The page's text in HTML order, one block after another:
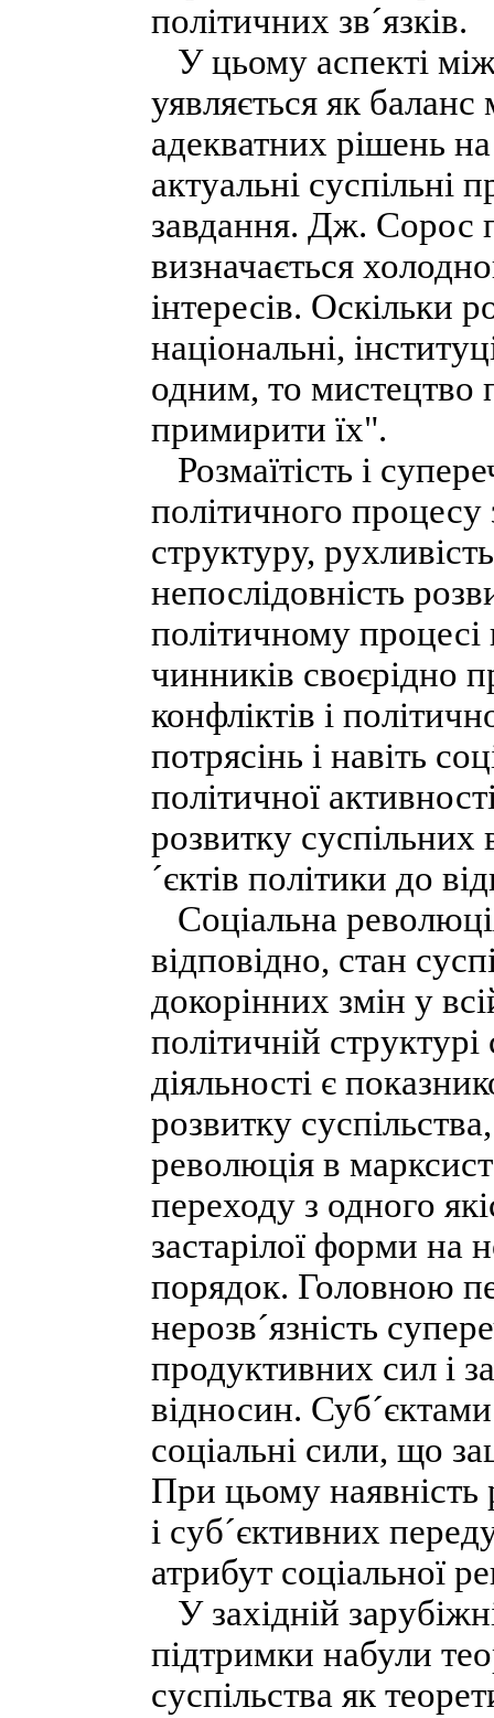
політичних зв´язків.
У цьому аспекті
уявляється як
адекватних рішень
актуальні суспільні
завдання. Дж. Сорос
визначається
інтересів. Оскільки
національні,
одним, то мистецтво
примирити їх".
Розмаїтість і
політичного
структуру,
непослідовність
політичному процесі
чинників своєрідно
конфліктів і
потрясінь і навіть
політичної
розвитку суспільних
´єктів політики до
Соціальна
відповідно, стан
докорінних змін у
політичній
діяльності є
розвитку
революція в
переходу з одного
застарілої форми на
порядок. Головною
нерозв´язність
продуктивних сил і
відносин.
соціальні сили, що
При цьому наявність
і суб´єктивних
атрибут соціальної
У західній
підтримки набули
суспільства як